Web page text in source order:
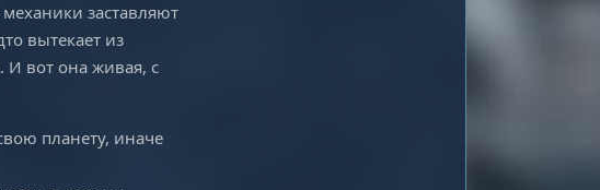
заставляют
вытекает из
И вот она живая, с
планету, иначе